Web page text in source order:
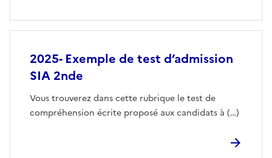
2025- Exemple de test d’admission
SIA 2nde
Vous trouverez dans cette rubrique le test de
compréhension écrite proposé aux candidats à (…)